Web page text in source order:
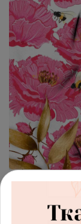
(0)
Ткань